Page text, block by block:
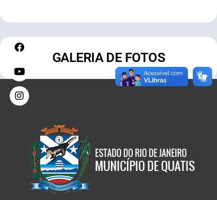
GALERIA DE FOTOS